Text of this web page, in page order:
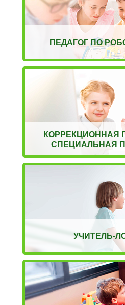
ПЕДАГОГ ПО
КОРРЕКЦИОННАЯ
СПЕЦИАЛЬНАЯ
УЧИТЕЛЬ-